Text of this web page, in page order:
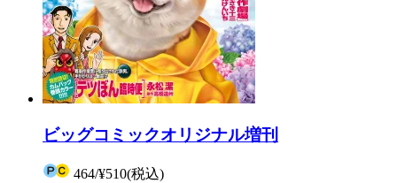
ビッグコミックオリジナル増刊
464/¥510(税込)